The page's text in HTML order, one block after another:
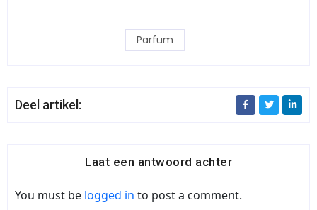
Parfum
Deel artikel:
Laat een antwoord achter
You must be logged in to post a comment.